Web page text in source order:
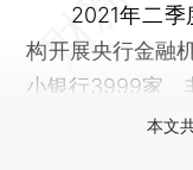
2021年二季
构开展央行金融
小银行3999家、
本文